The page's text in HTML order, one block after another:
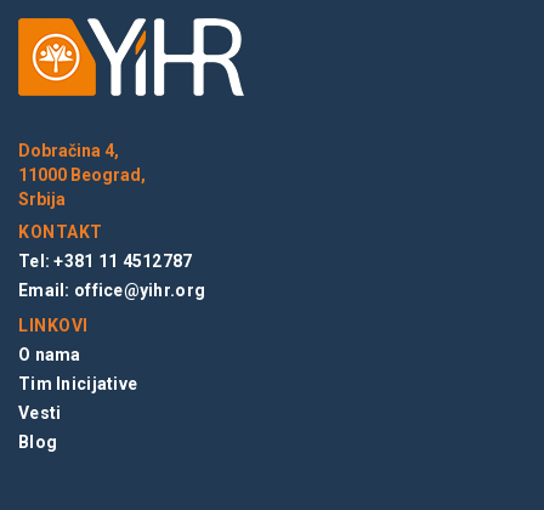
Dobračina 4,
11000 Beograd,
Srbija
KONTAKT
Tel: +381 11 4512787
Email: office@yihr.org
LINKOVI
O nama
Tim Inicijative
Vesti
Blog